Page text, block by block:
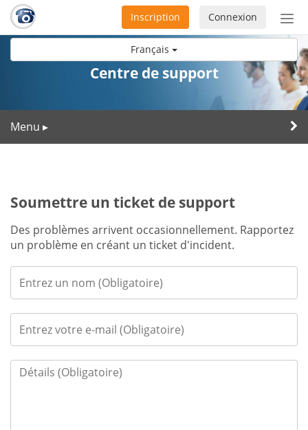
Français
ou
la
Connexion
Inscription
Centre de support
Menu ▸
Soumettre un ticket de support
Des problèmes arrivent occasionnellement. Rapportez
un problème en créant un ticket d'incident.